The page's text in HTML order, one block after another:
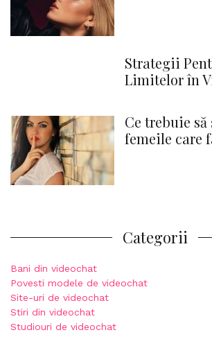
Strategii
Limitelor în
Ce trebuie
femeile care
Categorii
Bani din videochat
Povesti modele de videochat
Site-uri de videochat
Stiri din videochat
Studiouri de videochat